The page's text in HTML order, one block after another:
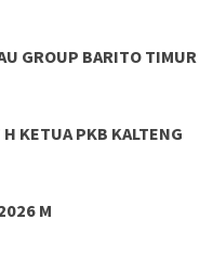
GROUP BARITO TIMUR
KETUA PKB KALTENG
M